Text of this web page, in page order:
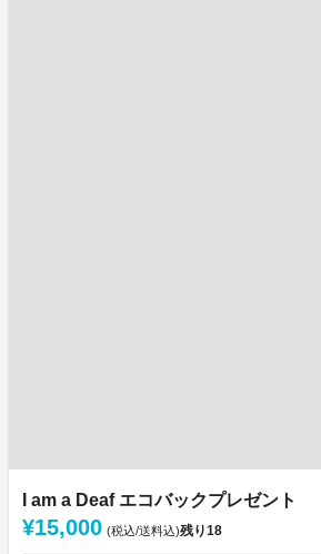
I am a Deaf エコバックプレゼント
¥15,000 (税込/送料込)残り18